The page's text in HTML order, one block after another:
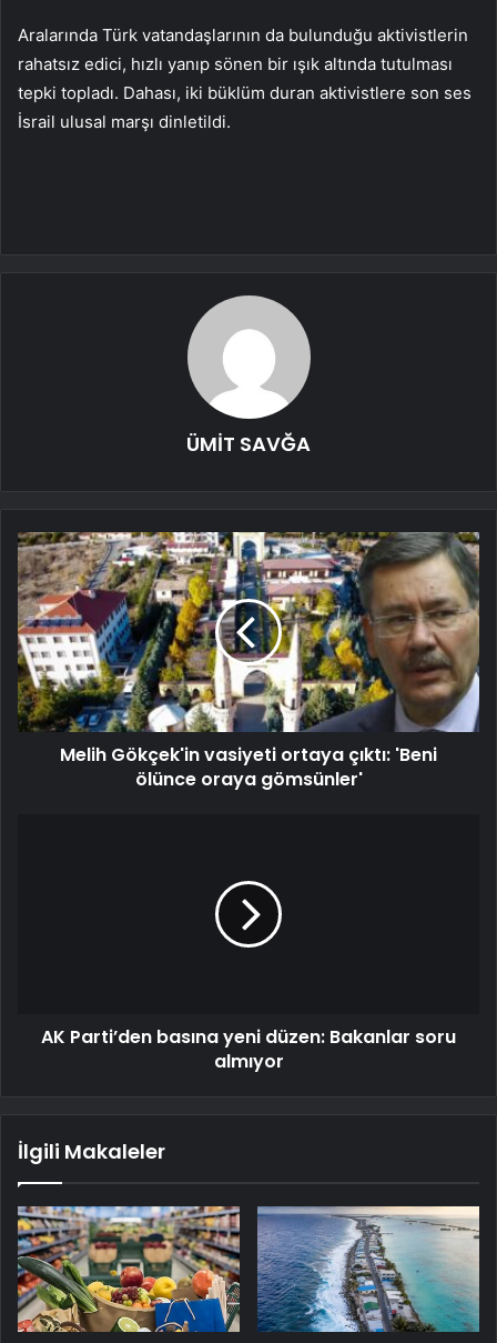
Aralarında Türk vatandaşlarının da bulunduğu aktivistlerin
rahatsız edici, hızlı yanıp sönen bir ışık altında tutulması
tepki topladı. Dahası, iki büklüm duran aktivistlere son ses
İsrail ulusal marşı dinletildi.
ÜMİT SAVĞA
Melih Gökçek'in vasiyeti ortaya çıktı: 'Beni
ölünce oraya gömsünler'
AK Parti’den basına yeni düzen: Bakanlar soru
almıyor
İlgili Makaleler